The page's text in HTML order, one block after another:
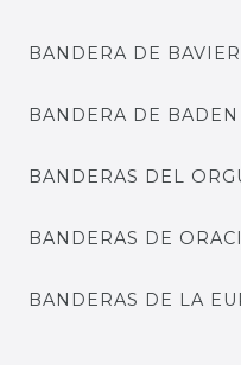
BANDERA DE
BANDERA DE BADEN
BANDERAS DEL
BANDERAS DE
BANDERAS DE LA